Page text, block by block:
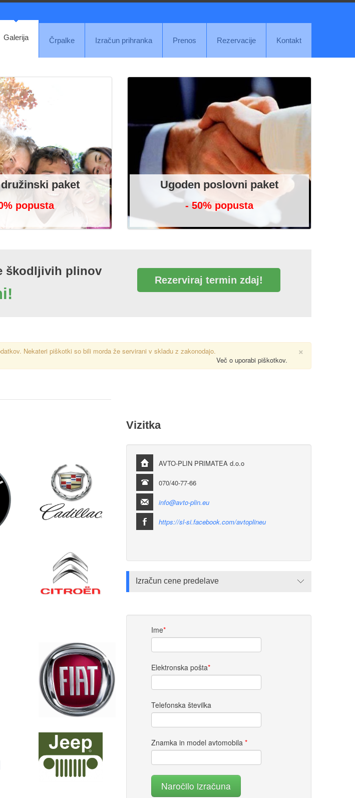
Galerija Črpalke Izračun prihranka Prenos Rezervacije Kontakt
paket
popusta
Ugoden poslovni paket
- 50% popusta
škodljivih plinov
Rezerviraj termin zdaj!
×
Nekateri piškotki so bili morda že servirani v skladu z zakonodajo.
Več o uporabi piškotkov.
Vizitka
AVTO-PLIN PRIMATEA d.o.o
070/40-77-66
info@avto-plin.eu
https://sl-si.facebook.com/avtoplineu
Izračun cene predelave
Ime*
Elektronska pošta*
Telefonska številka
Znamka in model avtomobila *
Naročilo izračuna